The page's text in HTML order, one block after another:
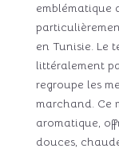
emblématique
en Tunisie. Le
littéralement
regroupe les
marchand. Ce
aromatique,
douces,